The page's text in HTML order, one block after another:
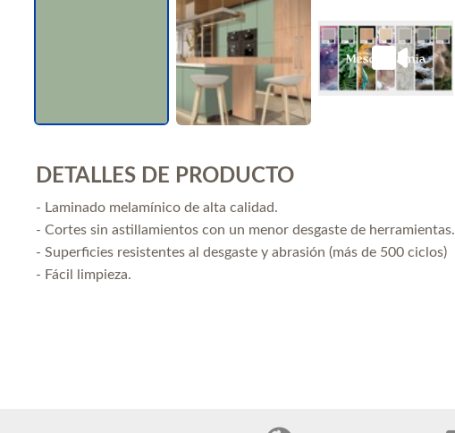
DETALLES DE PRODUCTO
- Laminado melamínico de alta calidad.
- Cortes sin astillamientos con un menor desgaste de herramientas.
- Superficies resistentes al desgaste y abrasión (más de 500 ciclos)
- Fácil limpieza.